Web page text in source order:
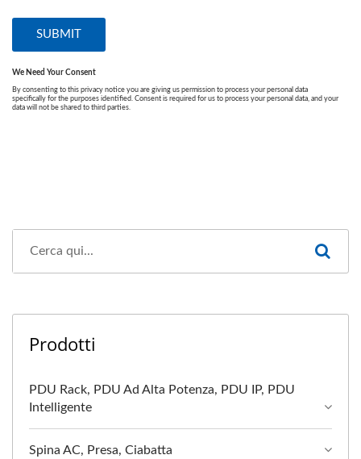
Prodotti
PDU Rack, PDU Ad Alta Potenza, PDU IP, PDU
Intelligente
Spina AC, Presa, Ciabatta